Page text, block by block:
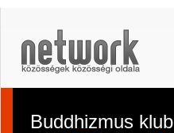
Buddhizmus klub